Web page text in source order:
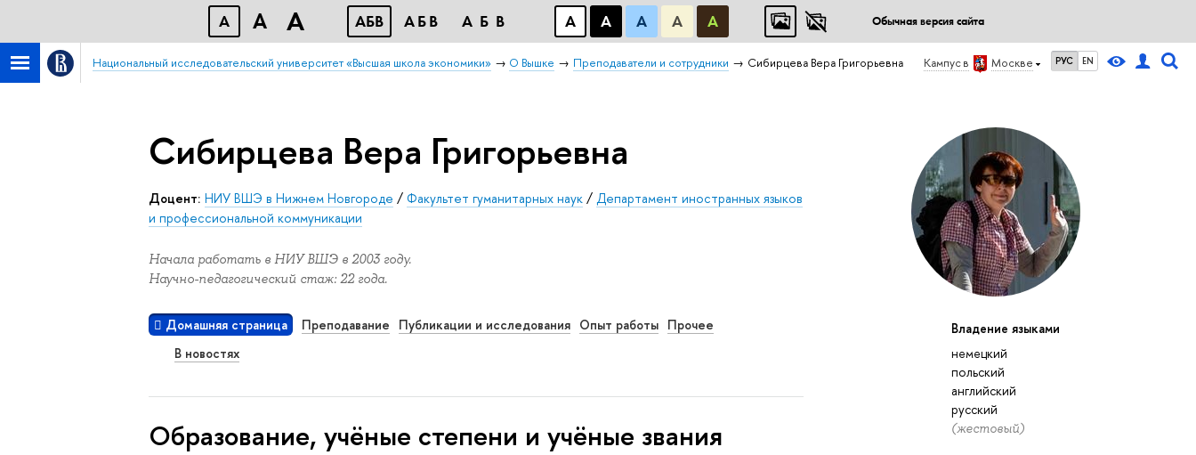
A A A АБB АБB АБB А А А А А Обычная версия сайта
Кампус в Москве РУС EN
Национальный исследовательский университет «Высшая школа экономики» О Вышке Преподаватели и сотрудники Сибирцева Вера Григорьевна
Владение языками
немецкий
польский
английский
русский
(жестовый)
Сибирцева Вера Григорьевна
Доцент: НИУ ВШЭ в Нижнем Новгороде /Факультет гуманитарных наук / Департамент иностранных языков
и профессиональной коммуникации
Начала работать в НИУ ВШЭ в 2003 году.
Научно-педагогический стаж: 22 года.
Домашняя страница Преподавание Публикации и исследования Опыт работы Прочее
В новостях
Oбразование, учёные степени и учёные звания